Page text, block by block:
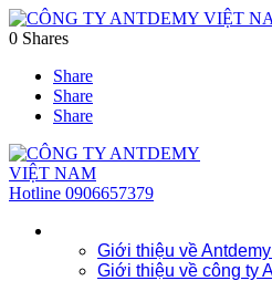
0 Shares
Share
Share
Share
Hotline 0906657379
Giới thiệu về
Giới thiệu về công ty